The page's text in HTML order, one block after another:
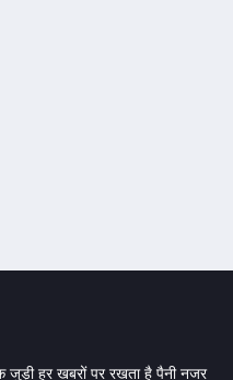
जुड़ी हर खबरों पर रखता है पैनी नजर